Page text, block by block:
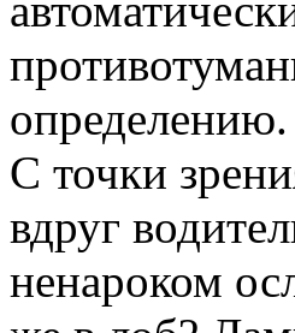
определению.
С точки
вдруг
ненароком